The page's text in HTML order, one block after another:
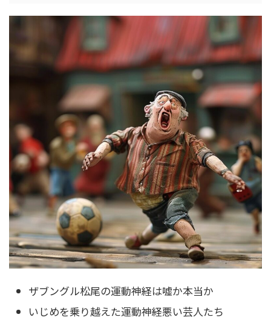
ザブングル松尾の運動神経は嘘か本当か
いじめを乗り越えた運動神経悪い芸人たち